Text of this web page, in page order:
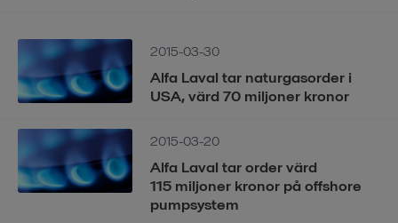
2015-03-30
Alfa Laval tar naturgasorder i
USA, värd 70 miljoner kronor
2015-03-20
Alfa Laval tar order värd
115 miljoner kronor på offshore
pumpsystem